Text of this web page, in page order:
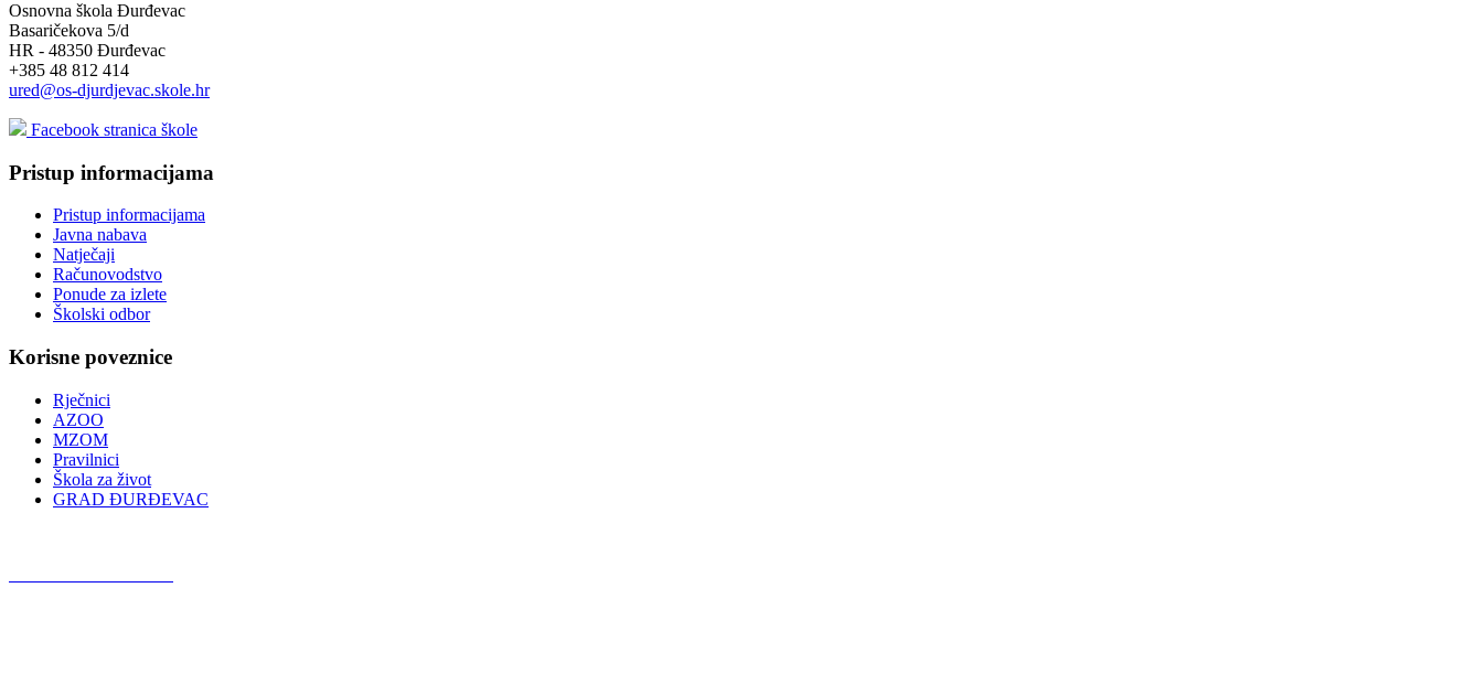
Osnovna škola Đurđevac
Basaričekova 5/d
HR - 48350 Đurđevac
+385 48 812 414
ured@os-djurdjevac.skole.hr
Facebook stranica škole
Pristup informacijama
Pristup informacijama
Javna nabava
Natječaji
Računovodstvo
Ponude za izlete
Školski odbor
Korisne poveznice
Rječnici
AZOO
MZOM
Pravilnici
Škola za život
GRAD ĐURĐEVAC